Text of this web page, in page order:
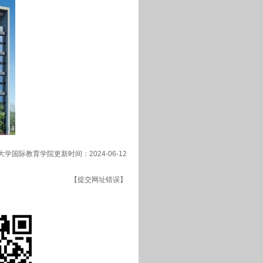
学国际教育学院更新时间：2024-06-12
【提交网址错误】